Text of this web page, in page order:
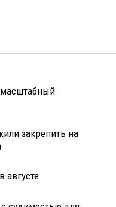
закрепить на
августе